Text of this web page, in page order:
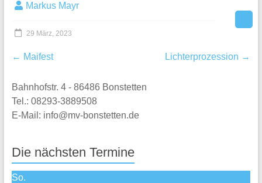
Markus Mayr
29 März, 2023
← Maifest Lichterprozession →
Bahnhofstr. 4 - 86486 Bonstetten
Tel.: 08293-3889508
E-Mail: info@mv-bonstetten.de
Die nächsten Termine
So.